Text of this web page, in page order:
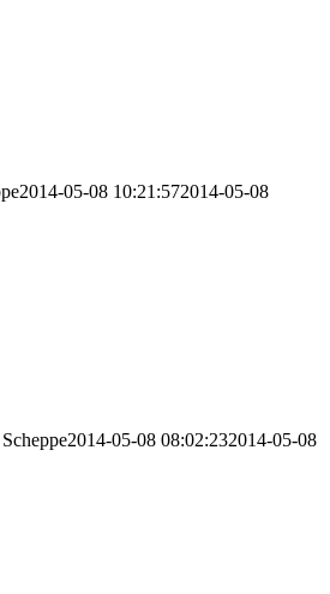
2014-05-08 10:21:572014-05-08
2014-05-08 08:02:232014-05-08